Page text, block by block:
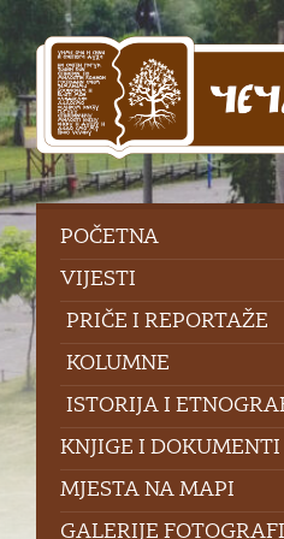
Skip
content
Skip
left
sidebar
Skip
footer
POČETNA
VIJESTI
PRIČE I REPORTAŽE
KOLUMNE
ISTORIJA I
KNJIGE I DOKUMENTI
MJESTA NA MAPI
GALERIJE